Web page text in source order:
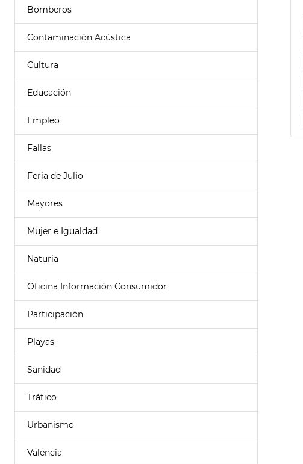
Bomberos
Contaminación Acústica
Cultura
Educación
Empleo
Fallas
Feria de Julio
Mayores
Mujer e Igualdad
Naturia
Oficina Información Consumidor
Participación
Playas
Sanidad
Tráfico
Urbanismo
Valencia